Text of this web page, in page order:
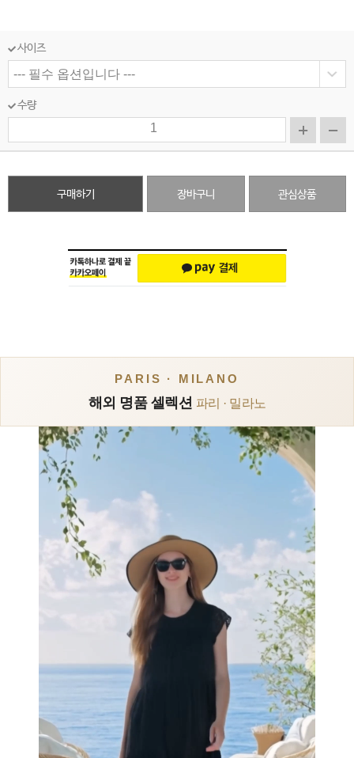
사이즈
수량
구매하기 장바구니 관심상품
PARIS · MILANO
해외 명품 셀렉션 파리 · 밀라노